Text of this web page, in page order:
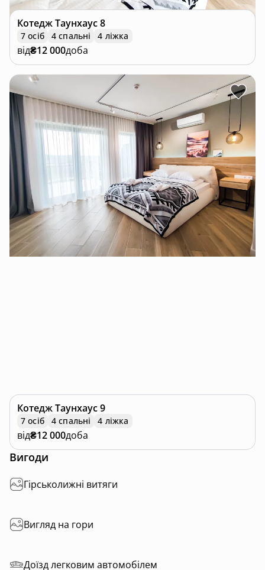
КотеджТаунхаус 8
7 осіб 4 спальні 4 ліжка
від₴12 000доба
КотеджТаунхаус 9
7 осіб 4 спальні 4 ліжка
від₴12 000доба
Вигоди
Гірськолижні витяги
Вигляд на гори
Доїзд легковим автомобілем